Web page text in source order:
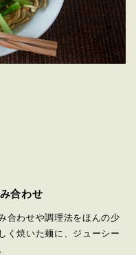
合わせ
合わせや調理法をほんの少
く焼いた麺に、ジューシー